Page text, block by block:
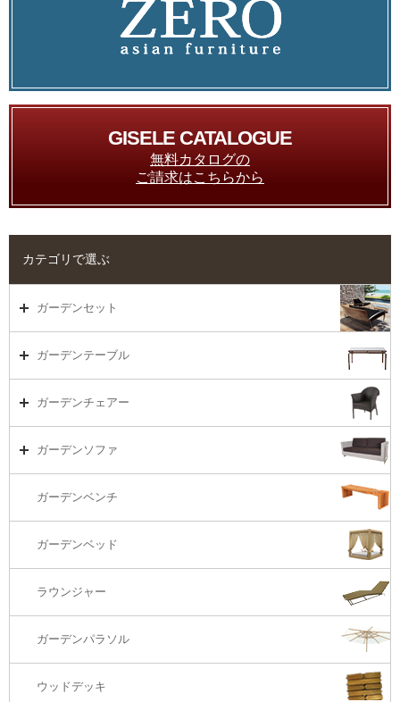
GISELE CATALOGUE
無料カタログの
ご請求はこちらから
カテゴリで選ぶ
ガーデンセット
ガーデンセット（海外在庫）
リビング・ソファ
ラウンジ・ベッド
ガーデンテーブル
ガーデンテーブルTOP
ダイニングテーブル
コーヒーテーブル
カウンター・バーテーブル
ガーデンチェアー
ガーデンチェアーTOP
ダイニングチェアー
カウンター・バーチェアー
ガーデンソファ
ガーデンソファTOP
2S・2.5Sソファ
3Sソファ
オットマン・スツール
ガーデンベンチ
ガーデンベッド
ラウンジャー
ガーデンパラソル
ウッドデッキ